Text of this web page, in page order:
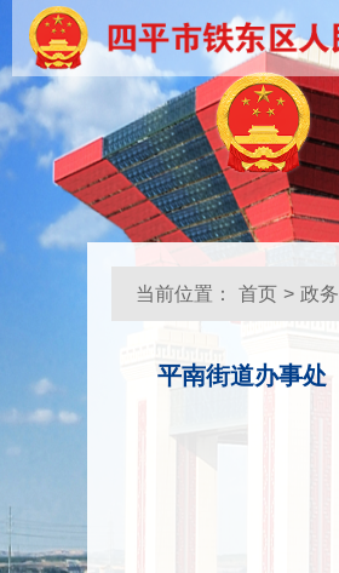
当前位置： 首页 > 政务
平南街道办事处